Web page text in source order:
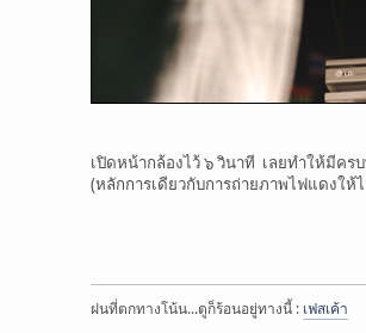
เปิดหน้ากล้องไว้ ๖ วินาที เลยทำให้มีคร
(หลักการเดียวกับการถ่ายภาพไฟแดงใ
ฝนที่ตกทางโน้น...ตูก็ร้อนอยู่ทางนี้ : เฟสเค้า